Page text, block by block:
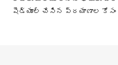
షెడ్యూల్ చేసిన ప్రయాణాల కోసం